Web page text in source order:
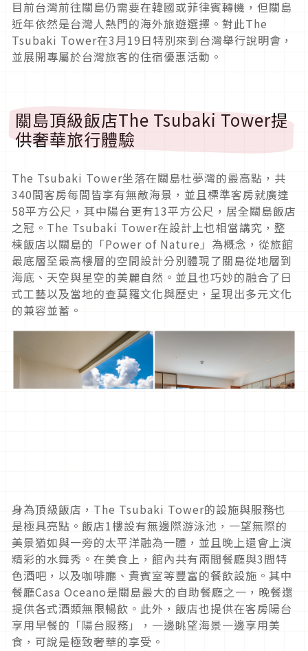
目前台灣前往關島仍需要在韓國或菲律賓轉機， 但關島
近年依然是台灣人熱門的海外旅遊選擇。對此The
Tsubaki Tower在3月19日特別來到台灣舉行說明會，
並展開專屬於台灣旅客的住宿優惠活動。
關島頂級飯店The Tsubaki Tower提
供奢華旅行體驗
The Tsubaki Tower坐落在關島杜夢灣的最高點，共
340間客房每間皆享有無敵海景，並且標準客房就廣達
58平方公尺，其中陽台更有13平方公尺，居全關島飯店
之冠。 The Tsubaki Tower在設計上也相當講究，整
棟飯店以關島的「Power of Nature 」為概念， 從旅館
最底層至最高樓層的空間設計分別體現了關島從地層到
海底、 天空與星空的美麗自然。 並且也巧妙的融合了日
式工藝以及當地的查莫羅文化與歷史， 呈現出多元文化
的兼容並蓄。
身為頂級飯店， The Tsubaki Tower的設施與服務也
是極具亮點。飯店1樓設有無邊際游泳池 ，一望無際的
美景猶如與一旁的太平洋融為一體， 並且晚上還會上演
精彩的水舞秀。在美食上，館內共有兩間餐廳與3間特
色酒吧，以及咖啡廳、貴賓室等豐富的餐飲設施。其中
餐廳Casa Oceano是關島最大的自助餐廳之一， 晚餐還
提供各式酒類無限暢飲。此外， 飯店也提供在客房陽台
享用早餐的「陽台服務」， 一邊眺望海景一邊享用美
食，可說是極致奢華的享受。